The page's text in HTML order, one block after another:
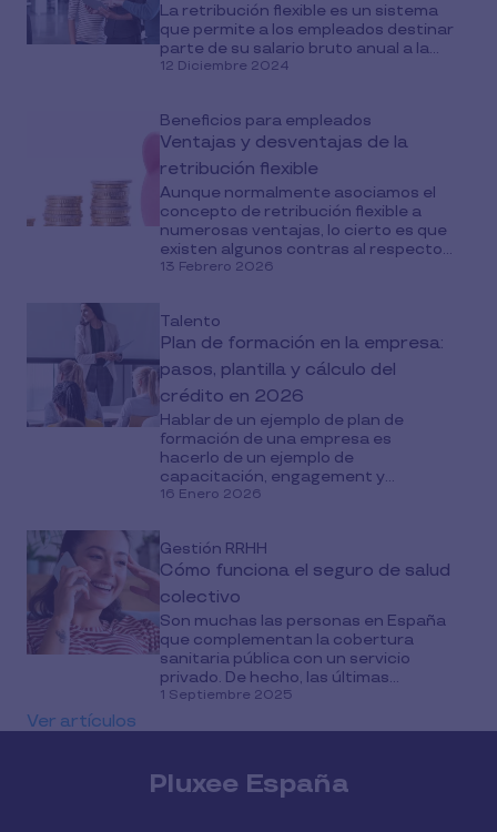
La retribución flexible es un sistema
que permite a los empleados destinar
parte de su salario bruto anual a la...
12 Diciembre 2024
Beneficios para empleados
Ventajas y desventajas de la
retribución flexible
Aunque normalmente asociamos el
concepto de retribución flexible a
numerosas ventajas, lo cierto es que
existen algunos contras al respecto...
13 Febrero 2026
Talento
Plan de formación en la empresa:
pasos, plantilla y cálculo del
crédito en 2026
Hablar de un ejemplo de plan de
formación de una empresa es
hacerlo de un ejemplo de
capacitación, engagement y...
16 Enero 2026
Gestión RRHH
Cómo funciona el seguro de salud
colectivo
Son muchas las personas en España
que complementan la cobertura
sanitaria pública con un servicio
privado. De hecho, las últimas...
1 Septiembre 2025
Ver artículos
Pluxee España